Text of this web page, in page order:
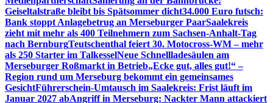
Geiseltalstraße bleibt bis Spätsommer dicht34.000 Euro futsch:
Bank stoppt Anlagebetrug an Merseburger PaarSaalekreis
zieht mit mehr als 400 Teilnehmern zum Sachsen-Anhalt-Tag
nach BernburgTeutschenthal feiert 30. Motocross-WM – mehr
als 250 Starter im TalkesselNeue Schnellladesäulen am
Merseburger Roßmarkt in Betrieb„Ecke gut, alles gut!“ –
Region rund um Merseburg bekommt ein gemeinsames
GesichtFührerschein-Umtausch im Saalekreis: Frist läuft im
Januar 2027 abAngriff in Merseburg: Nackter Mann attackiert